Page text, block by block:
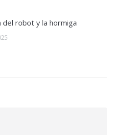
del robot y la hormiga